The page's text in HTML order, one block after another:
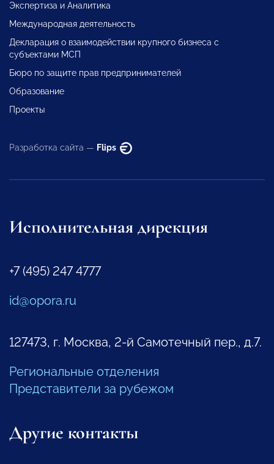
Экспертиза и Аналитика
Международная деятельность
Декларация о взаимодействии крупного бизнеса с
субъектами МСП
Бюро по защите прав предпринимателей
Образование
Проекты
Разработка сайта — Flips
Исполнительная дирекция
+7 (495) 247 4777
id@opora.ru
127473, г. Москва, 2-й Самотечный пер., д.7.
Региональные отделения
Представители за рубежом
Другие контакты